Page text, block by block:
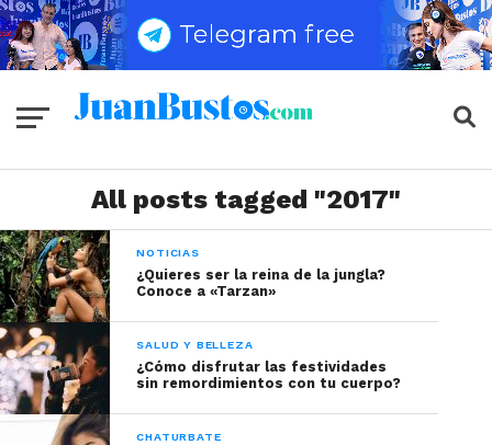
All posts tagged "2017"
NOTICIAS
¿Quieres ser la reina de la jungla?
Conoce a «Tarzan»
SALUD Y BELLEZA
¿Cómo disfrutar las festividades
sin remordimientos con tu cuerpo?
CHATURBATE